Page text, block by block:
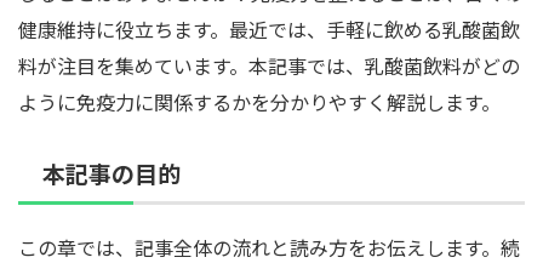
健康維持に役立ちます。最近では、手軽に飲める乳酸菌飲
料が注目を集めています。本記事では、乳酸菌飲料がどの
ように免疫力に関係するかを分かりやすく解説します。
本記事の目的
この章では、記事全体の流れと読み方をお伝えします。続